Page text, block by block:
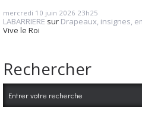
mercredi 10 juin 2026 23h25
LABARRIERE sur Drapeaux, insignes,
Vive le Roi
Rechercher